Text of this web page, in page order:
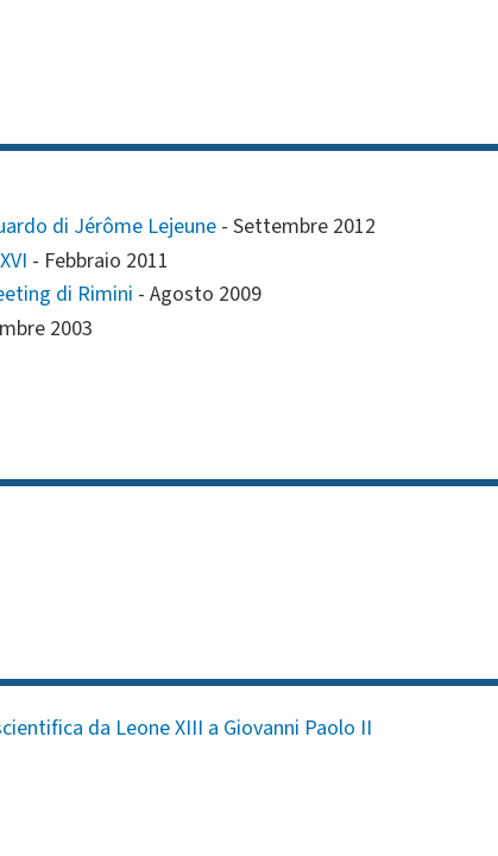
di Jérôme Lejeune- Settembre 2012
- Febbraio 2011
di Rimini - Agosto 2009
2003
da Leone XIII a Giovanni Paolo II